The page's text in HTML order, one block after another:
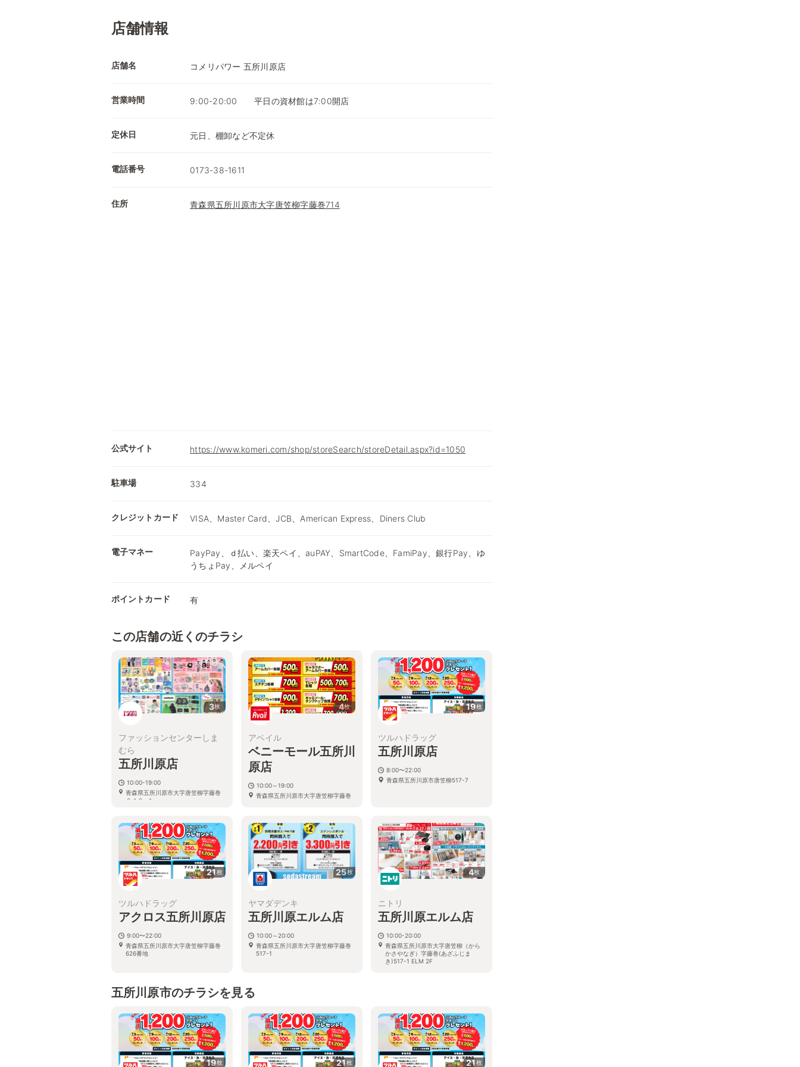
店舗情報
店舗名 コメリパワー 五所川原店
営業時間 9:00-20:00 平日の資材館は7:00開店
定休日 元日、棚卸など不定休
電話番号 0173-38-1611
住所 青森県五所川原市大字唐笠柳字藤巻714
公式サイト https://www.komeri.com/shop/storeSearch/storeDetail.aspx?id=1050
駐車場 334
クレジットカード VISA、Master Card、JCB、American Express、Diners Club
電子マネー
PayPay、ｄ払い、楽天ペイ、auPAY、SmartCode、FamiPay、銀行Pay、ゆ
うちょPay、メルペイ
ポイントカード 有
この店舗の近くのチラシ
3枚
ファッションセンターしま
むら
五所川原店
10:00-19:00
青森県五所川原市大字唐笠柳字藤巻
６４０−１
4枚
アベイル
ベニーモール五所川
原店
10:00～19:00
青森県五所川原市大字唐笠柳字藤巻
19枚
ツルハドラッグ
五所川原店
8:00〜22:00
青森県五所川原市唐笠柳517-7
21枚
ツルハドラッグ
アクロス五所川原店
9:00〜22:00
青森県五所川原市大字唐笠柳字藤巻
626番地
25枚
ヤマダデンキ
五所川原エルム店
10:00～20:00
青森県五所川原市大字唐笠柳字藤巻
517-1
4枚
ニトリ
五所川原エルム店
10:00-20:00
青森県五所川原市大字唐笠柳（から
かさやなぎ）字藤巻(あざふじま
き)517-1 ELM 2F
五所川原市のチラシを見る
19枚 21枚 21枚